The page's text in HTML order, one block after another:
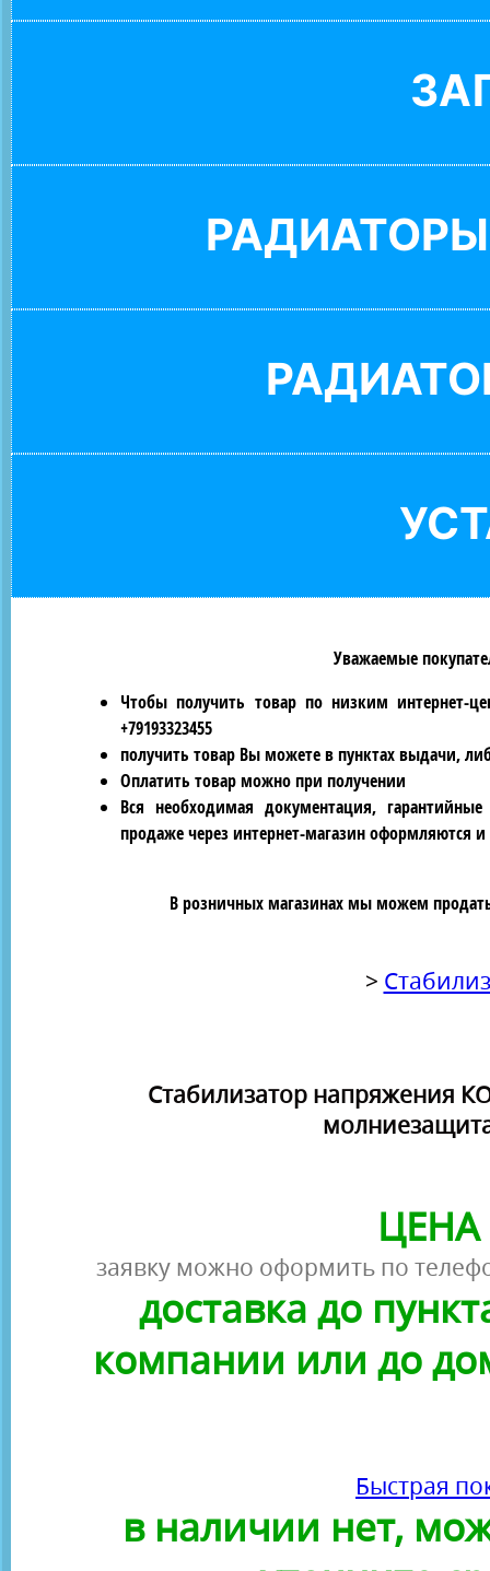
Уважаемые
Чтобы получить товар по низким интернет-
+79193323455
получить товар Вы можете в пунктах выдачи,
Оплатить товар можно при получении
Вся необходимая документация,
продаже через интернет-магазин оформляются
В розничных магазинах мы можем
>
Стабилизатор напряжения
ЦЕНА
заявку можно оформить по
доставка до
компании или до
Быстрая
в наличии нет,